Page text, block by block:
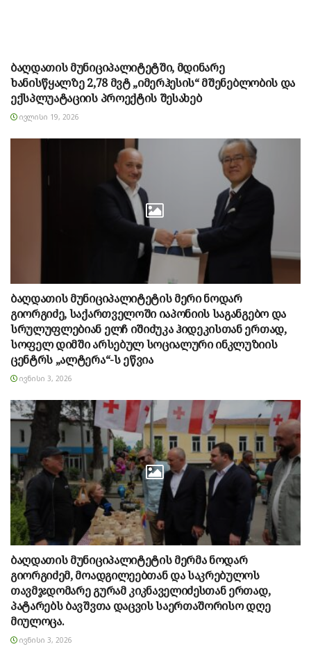
ბაღდათის მუნიციპალიტეტში, მდინარე
ხანისწყალზე 2,78 მვტ „იმერჰესის“ მშენებლობის და
ექსპლუატაციის პროექტის შესახებ
ᲘᲕᲚᲘᲡᲘ 19, 2026
ბაღდათის მუნიციპალიტეტის მერი ნოდარ
გიორგიძე, საქართველოში იაპონიის საგანგებო და
სრულუფლებიან ელჩ იშიძუკა ჰიდეკისთან ერთად,
სოფელ დიმში არსებულ სოციალური ინკლუზიის
ცენტრს „ალტერა“-ს ეწვია
ᲘᲕᲜᲘᲡᲘ 3, 2026
ბაღდათის მუნიციპალიტეტის მერმა ნოდარ
გიორგიძემ, მოადგილეებთან და საკრებულოს
თავმჯდომარე გურამ კიკნაველიძესთან ერთად,
პატარებს ბავშვთა დაცვის საერთაშორისო დღე
მიულოცა.
ᲘᲕᲜᲘᲡᲘ 3, 2026